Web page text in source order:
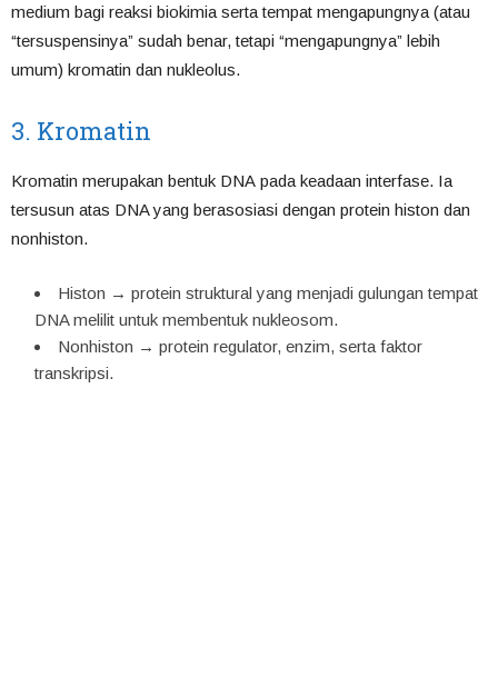
medium bagi reaksi biokimia serta tempat mengapungnya (atau
“tersuspensinya” sudah benar, tetapi “mengapungnya” lebih
umum) kromatin dan nukleolus.
3. Kromatin
Kromatin merupakan bentuk DNA pada keadaan interfase. Ia
tersusun atas DNA yang berasosiasi dengan protein histon dan
nonhiston.
Histon → protein struktural yang menjadi gulungan tempat
DNA melilit untuk membentuk nukleosom.
Nonhiston → protein regulator, enzim, serta faktor
transkripsi.